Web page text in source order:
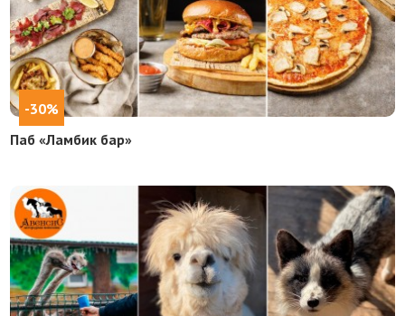
-30%
Паб «Ламбик бар»